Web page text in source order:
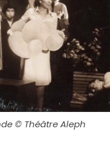
© Théâtre Aleph